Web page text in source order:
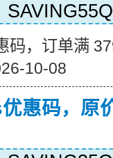
SAVING55Q
码，订单满
10-08
惠码，原